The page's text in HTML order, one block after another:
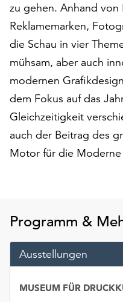
Einverständnis
jederzeit
ändern
und
widerrufen.
Dafür
steht
Ihnen
Ende
der
Einstellungen“
zur
Verfügung.
Funktionale
werden
zu gehen. Anhand von
Reklamemarken,
die Schau in vier
mühsam, aber auch
modernen
dem Fokus auf das
Gleichzeitigkeit
auch der Beitrag des
Motor für die
Programm &
Ausstellungen
MUSEUM FÜR